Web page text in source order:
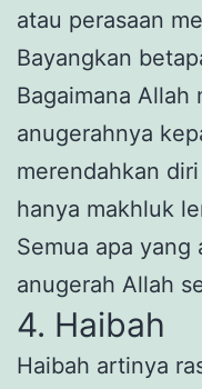
atau perasaan
Bayangkan
Bagaimana Allah
anugerahnya
merendahkan
hanya makhluk
Semua apa yang
anugerah Allah
4. Haibah
Haibah artinya